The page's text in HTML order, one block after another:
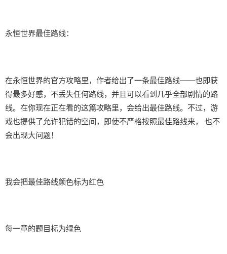
永恒世界最佳路线：
在永恒世界的官方攻略里，作者给出了一条最佳路线——也即获
得最多好感，不丢失任何路线，并且可以看到几乎全部剧情的路
线。在你现在正在看的这篇攻略里，会给出最佳路线。不过，游
戏也提供了允许犯错的空间，即使不严格按照最佳路线来， 也不
会出现大问题！
我会把最佳路线颜色标为红色
每一章的题目标为绿色